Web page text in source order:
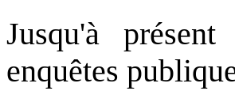
Jusqu'à
enquêtes